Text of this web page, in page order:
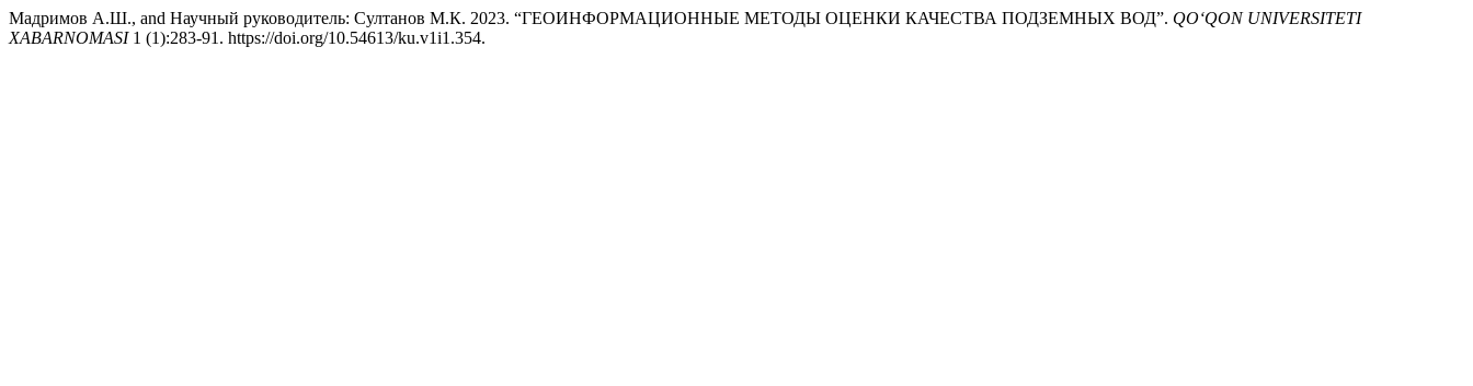
Мадримов А.Ш., and Научный руководитель: Султанов М.К. 2023. “ГЕОИНФОРМАЦИОННЫЕ МЕТОДЫ ОЦЕНКИ КАЧЕСТВА ПОДЗЕМНЫХ ВОД”. QO‘QON UNIVERSITETI
XABARNOMASI1 (1):283-91. https://doi.org/10.54613/ku.v1i1.354.